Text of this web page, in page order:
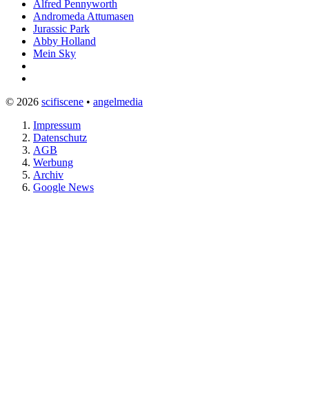
Alfred Pennyworth
Andromeda Attumasen
Jurassic Park
Abby Holland
Mein Sky
© 2026 scifiscene • angelmedia
Impressum
Datenschutz
AGB
Werbung
Archiv
Google News